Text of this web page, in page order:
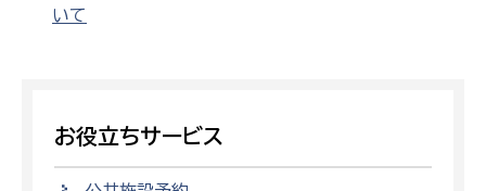
いて
お役立ちサービス